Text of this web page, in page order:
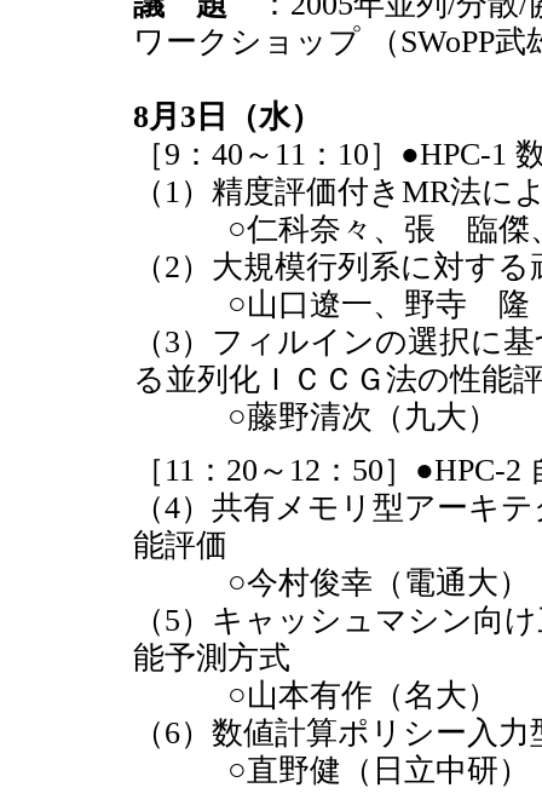
ワークショップ （SWoPP武
8月3日（水）
［9：40～11：10］●HPC-
（1）精度評価付きMR法
○仁科奈々、張 臨傑
（2）大規模行列系に対す
○山口遼一、野寺 隆
（3）フィルインの選択に
る並列化ＩＣＣＧ法の性能
○藤野清次（九大）
［11：20～12：50］●HPC-
（4）共有メモリ型アーキ
能評価
○今村俊幸（電通大）
（5）キャッシュマシン向
能予測方式
○山本有作（名大）
（6）数値計算ポリシー入
○直野健（日立中研）